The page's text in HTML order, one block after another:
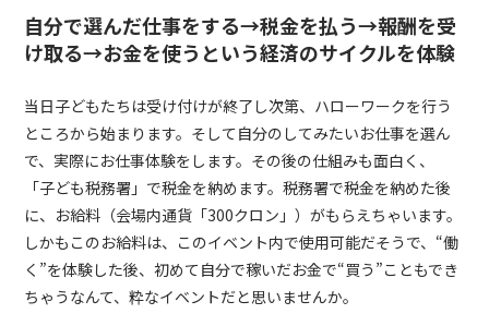
自分で選んだ仕事をする→税金を払う→報酬を受
け取る→お金を使うという経済のサイクルを体験
当日子どもたちは受け付けが終了し次第、ハローワークを行う
ところから始まります。そして自分のしてみたいお仕事を選ん
で、実際にお仕事体験をします。その後の仕組みも面白く、
「子ども税務署」で税金を納めます。税務署で税金を納めた後
に、お給料（会場内通貨「300クロン」）がもらえちゃいます。
しかもこのお給料は、このイベント内で使用可能だそうで、“働
く”を体験した後、初めて自分で稼いだお金で“買う”こともでき
ちゃうなんて、粋なイベントだと思いませんか。